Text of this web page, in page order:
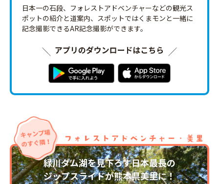
日本一の石段、フォレストアドベンチャーなどの観光ス
ポットの紹介と道案内、スポットではくまモンと一緒に
記念撮影できるAR記念撮影ができます。
緑川ダム湖を見下ろす日本最長の
ジップスライドが熊本県美里に！